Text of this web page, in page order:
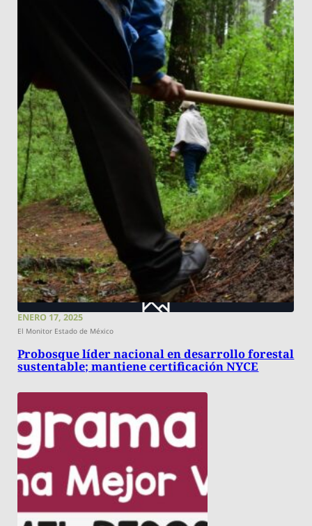
ENERO 17, 2025
El Monitor Estado de México
Probosque líder nacional en desarrollo forestal
sustentable; mantiene certificación NYCE